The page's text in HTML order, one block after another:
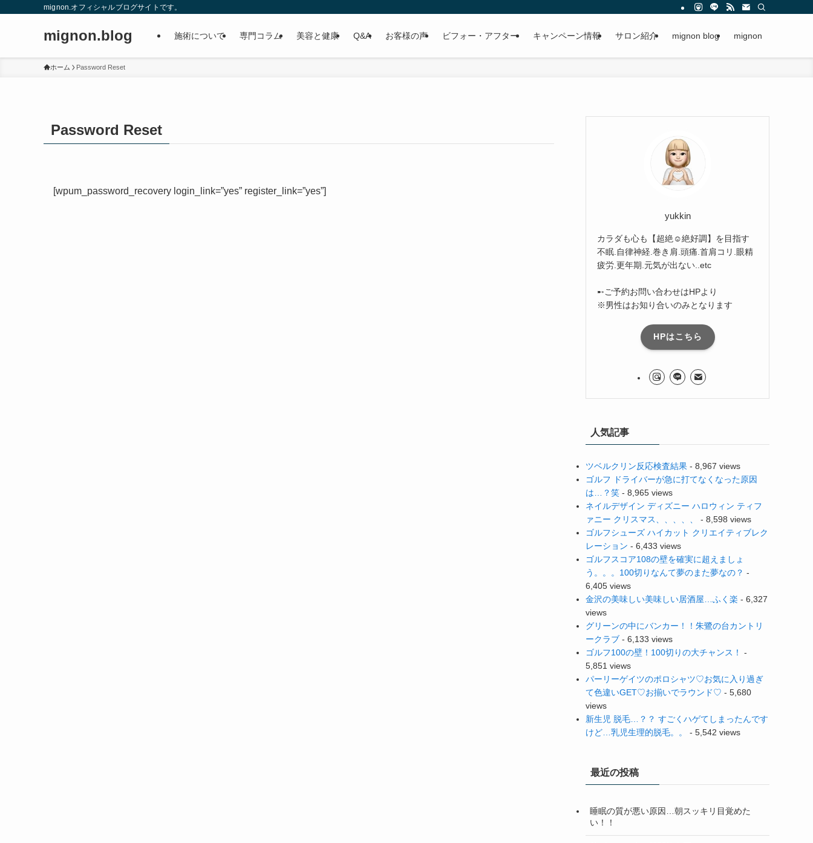
mignon.オフィシャルブログサイトです。
mignon.blog 施術について 専門コラム 美容と健康 Q&A お客様の声 ビフォー・アフター キャンペーン情報 サロン紹介 mignon blog mignon
ホーム Password Reset
Password Reset
[wpum_password_recovery login_link=”yes” register_link=”yes”]
yukkin
カラダも心も【超絶☺︎絶好調】を目指す
不眠.自律神経.巻き肩.頭痛.首肩コリ.眼精
疲労.更年期.元気が出ない..etc
➸ご予約お問い合わせはHPより
※男性はお知り合いのみとなります
HPはこちら
人気記事
ツベルクリン反応検査結果 - 8,967 views
ゴルフ ドライバーが急に打てなくなった原因
は…？笑 - 8,965 views
ネイルデザイン ディズニー ハロウィン ティフ
ァニー クリスマス、、、、、
- 8,598 views
ゴルフシューズ ハイカット クリエイティブレク
レーション - 6,433 views
ゴルフスコア108の壁を確実に超えましょ
う。。。100切りなんて夢のまた夢なの？ -
6,405 views
金沢の美味しい美味しい居酒屋…ふく楽 - 6,327
views
グリーンの中にバンカー！！朱鷺の台カントリ
ークラブ - 6,133 views
ゴルフ100の壁！100切りの大チャンス！
-
5,851 views
パーリーゲイツのポロシャツ♡お気に入り過ぎ
て色違いGET♡お揃いでラウンド♡ - 5,680
views
新生児 脱毛…？？ すごくハゲてしまったんです
けど…乳児生理的脱毛。。
- 5,542 views
最近の投稿
睡眠の質が悪い原因…朝スッキリ目覚めた
い！！